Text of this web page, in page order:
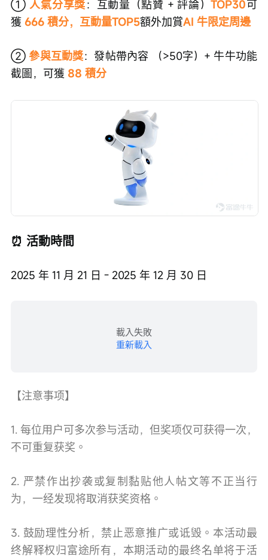
① 人氣分享獎：互動量（點贊 + 評論）TOP30可
獲 666 積分，互動量TOP5額外加賞AI 牛限定周邊
② 參與互動獎：發帖帶內容 （>50字）+ 牛牛功能
截圖，可獲 88 積分
⏰ 活動時間
2025 年 11 月 21 日 - 2025 年 12 月 30 日
載入失敗
重新載入
【注意事项】
1. 每位用户可多次参与活动，但奖项仅可获得一次，
不可重复获奖。
2. 严禁作出抄袭或复制黏贴他人帖文等不正当行
为，一经发现将取消获奖资格。
3. 鼓励理性分析，禁止恶意推广或诋毁。本活动最
终解释权归富途所有，本期活动的最终名单将于活